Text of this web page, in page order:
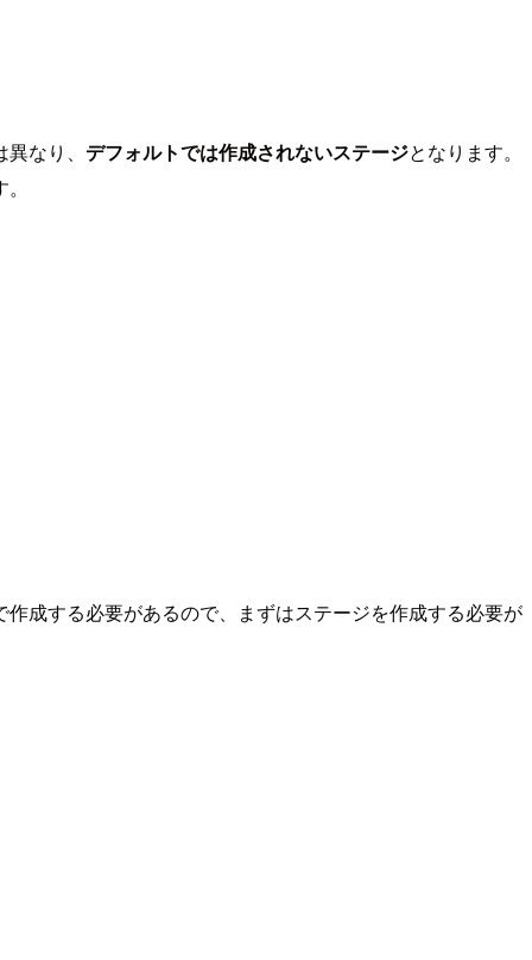
なり、 デフォルトでは作成されないステージとなります。
成する必要があるので、まずはステージを作成する必要が